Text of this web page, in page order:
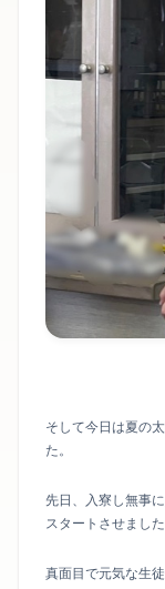
そして今日は夏の
た。
先日、入寮し無事
スタートさせました
真面目で元気な生徒